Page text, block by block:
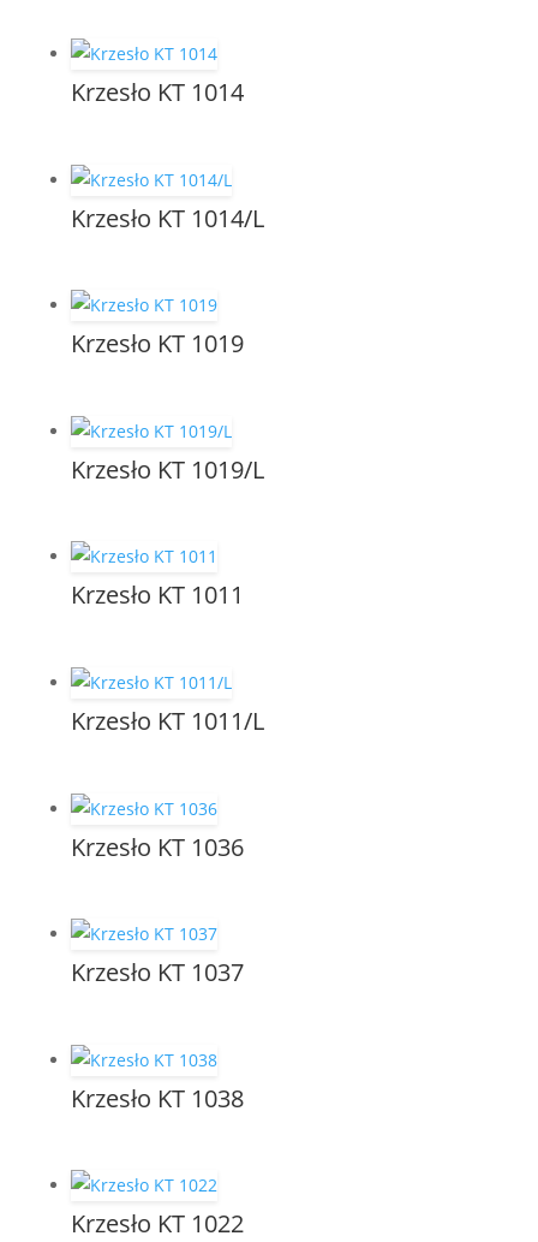
Krzesło KT 1014
Krzesło KT 1014/L
Krzesło KT 1019
Krzesło KT 1019/L
Krzesło KT 1011
Krzesło KT 1011/L
Krzesło KT 1036
Krzesło KT 1037
Krzesło KT 1038
Krzesło KT 1022